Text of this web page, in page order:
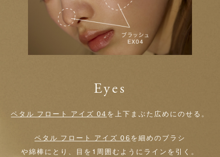
Eyes
ペタル フロート アイズ 04 を上下まぶた広めにのせる。
ペタル フロート アイズ 06を細めのブラシ
や綿棒にとり、目を1周囲むようにラインを引く。